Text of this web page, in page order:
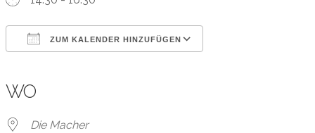
ZUM KALENDER HINZUFÜGEN
WO
Die Macher